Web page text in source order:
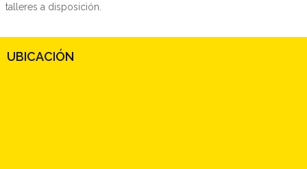
talleres a disposición.
UBICACIÓN